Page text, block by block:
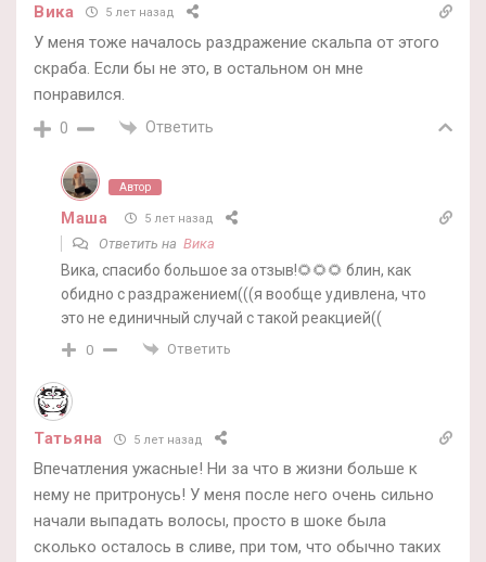
Вика 5 лет назад
У меня тоже началось раздражение скальпа от этого
скраба. Если бы не это, в остальном он мне
понравился.
0 Ответить
Автор
Маша 5 лет назад
Ответить на Вика
Вика, спасибо большое за отзыв!🌻🌻🌻 блин, как
обидно с раздражением(((я вообще удивлена, что
это не единичный случай с такой реакцией((
0 Ответить
Татьяна 5 лет назад
Впечатления ужасные! Ни за что в жизни больше к
нему не притронусь! У меня после него очень сильно
начали выпадать волосы, просто в шоке была
сколько осталось в сливе, при том, что обычно таких